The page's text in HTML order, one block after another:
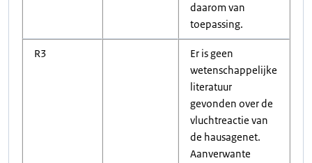
daarom van
toepassing.
R3
Er is geen
wetenschappelijke
literatuur
gevonden over de
vluchtreactie van
de hausagenet.
Aanverwante